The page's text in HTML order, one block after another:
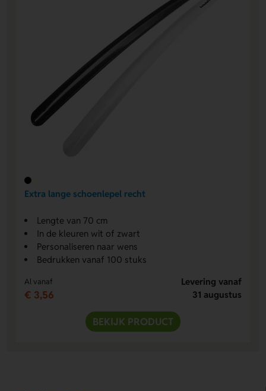
Extra lange schoenlepel recht
Lengte van 70 cm
In de kleuren wit of zwart
Personaliseren naar wens
Bedrukken vanaf 100 stuks
Al vanaf
€ 3,56
Levering vanaf
31 augustus
BEKIJK PRODUCT